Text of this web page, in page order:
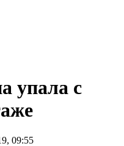
упала с
09:55